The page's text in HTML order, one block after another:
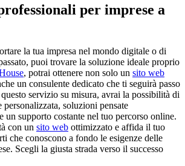
per imprese a
la tua impresa nel mondo digitale o di
puoi trovare la soluzione ideale proprio
, potrai ottenere non solo un sito web
un consulente dedicato che ti seguirà passo
servizio su misura, avrai la possibilità di
personalizzata, soluzioni pensate
un supporto costante nel tuo percorso online.
con un sito web ottimizzato e affida il tuo
che conoscono a fondo le esigenze delle
Scegli la giusta strada verso il successo